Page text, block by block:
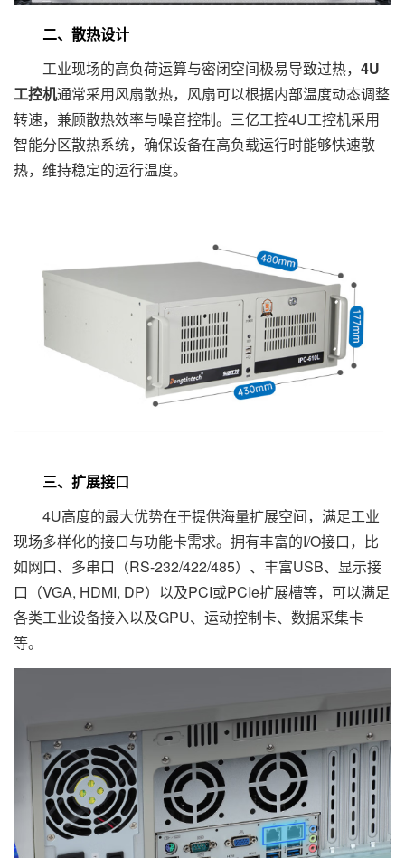
二、散热设计
工业现场的高负荷运算与密闭空间极易导致过热， 4U
工控机通常采用风扇散热，风扇可以根据内部温度动态调整
转速，兼顾散热效率与噪音控制。三亿工控4U工控机采用
智能分区散热系统，确保设备在高负载运行时能够快速散
热，维持稳定的运行温度。
三、扩展接口
4U高度的最大优势在于提供海量扩展空间，满足工业
现场多样化的接口与功能卡需求。拥有丰富的I/O接口，比
如网口、多串口（RS-232/422/485）、丰富USB、显示接
口（VGA, HDMI, DP）以及PCI或PCIe扩展槽等，可以满足
各类工业设备接入以及GPU、运动控制卡、数据采集卡
等。